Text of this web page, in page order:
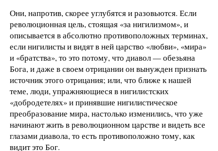
Они, напротив, скорее углубятся и разовьются. Если
революционная цель, стоящая «за нигилизмом», и
описывается в абсолютно противоположных терминах,
если нигилисты и видят в ней царство «любви», «мира»
и «братства», то это потому, что диавол — обезьяна
Бога, и даже в своем отрицании он вынужден признать
источник этого отрицания; или, что ближе к нашей
теме, люди, упражняющиеся в нигилистских
«добродетелях» и принявшие нигилистическое
преобразование мира, настолько изменились, что уже
начинают жить в революционном царстве и видеть все
глазами диавола, то есть противоположно тому, как
видит это Бог.